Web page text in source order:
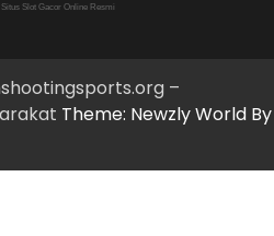
Slot Gacor Online Resmi
–
Theme: Newzly World By